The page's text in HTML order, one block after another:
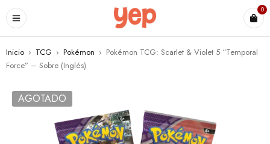
0
Inicio › TCG › Pokémon › Pokémon TCG: Scarlet & Violet 5 “Temporal
Force” – Sobre (Inglés)
AGOTADO